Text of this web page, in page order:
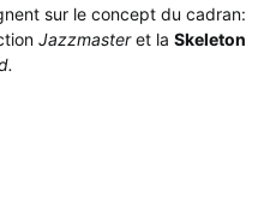
sur le concept du cadran:
Jazzmasteret laSkeleton